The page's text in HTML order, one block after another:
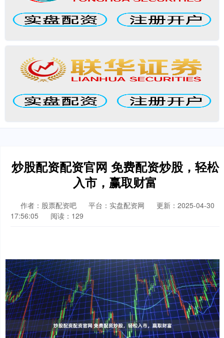
炒股配资配资官网 免费配资炒股，轻松
入市，赢取财富
作者：股票配资吧 平台：实盘配资网
更新：2025-04-30
17:56:05
阅读：129